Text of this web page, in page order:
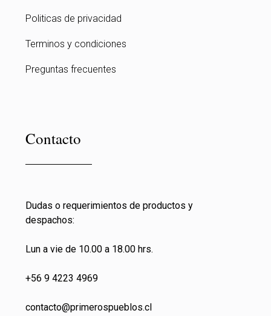
Politicas de privacidad
Terminos y condiciones
Preguntas frecuentes
Contacto
Dudas o requerimientos de productos y
despachos:
Lun a vie de 10.00 a 18.00 hrs.
+56 9 4223 4969
contacto@primerospueblos.cl